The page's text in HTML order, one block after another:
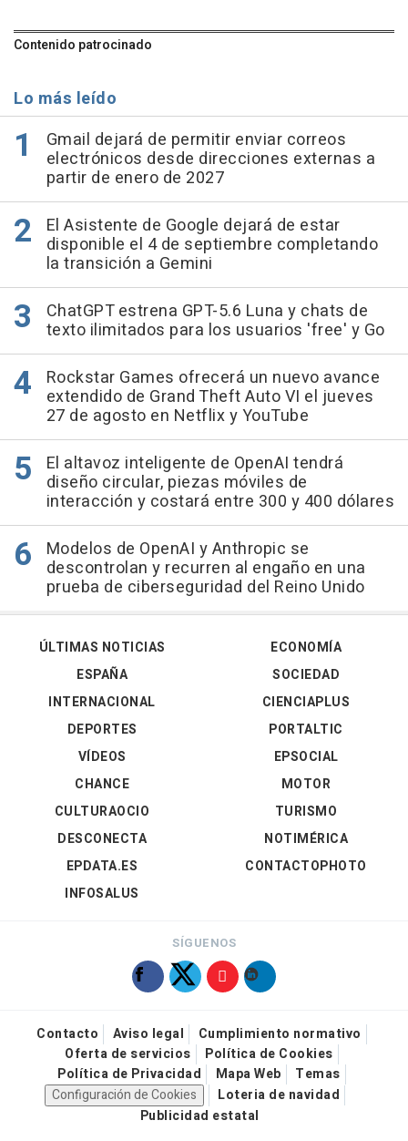
Contenido patrocinado
Lo más leído
Gmail dejará de permitir enviar correos
electrónicos desde direcciones externas a
partir de enero de 2027
El Asistente de Google dejará de estar
disponible el 4 de septiembre completando
la transición a Gemini
ChatGPT estrena GPT-5.6 Luna y chats de
texto ilimitados para los usuarios 'free' y Go
Rockstar Games ofrecerá un nuevo avance
extendido de Grand Theft Auto VI el jueves
27 de agosto en Netflix y YouTube
El altavoz inteligente de OpenAI tendrá
diseño circular, piezas móviles de
interacción y costará entre 300 y 400 dólares
Modelos de OpenAI y Anthropic se
descontrolan y recurren al engaño en una
prueba de ciberseguridad del Reino Unido
ÚLTIMAS NOTICIAS
ESPAÑA
INTERNACIONAL
DEPORTES
VÍDEOS
ECONOMÍA
SOCIEDAD
CIENCIAPLUS
PORTALTIC
EPSOCIAL
CHANCE
CULTURAOCIO
DESCONECTA
EPDATA.ES
INFOSALUS
MOTOR
TURISMO
NOTIMÉRICA
CONTACTOPHOTO
SÍGUENOS
Contacto Aviso legal
Cumplimiento normativo
Oferta de servicios
Política de Cookies
Política de Privacidad
Mapa Web
Temas
Configuración de Cookies
Loteria de navidad
Publicidad estatal